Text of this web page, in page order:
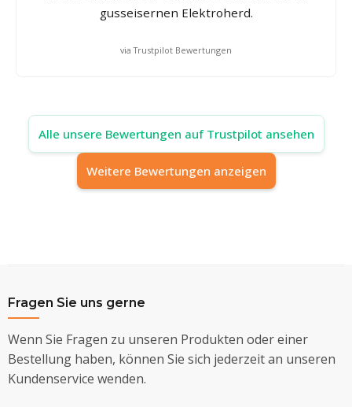
gusseisernen Elektroherd.
via Trustpilot Bewertungen
Alle unsere Bewertungen auf Trustpilot ansehen
Weitere Bewertungen anzeigen
Fragen Sie uns gerne
Wenn Sie Fragen zu unseren Produkten oder einer
Bestellung haben, können Sie sich jederzeit an unseren
Kundenservice wenden.